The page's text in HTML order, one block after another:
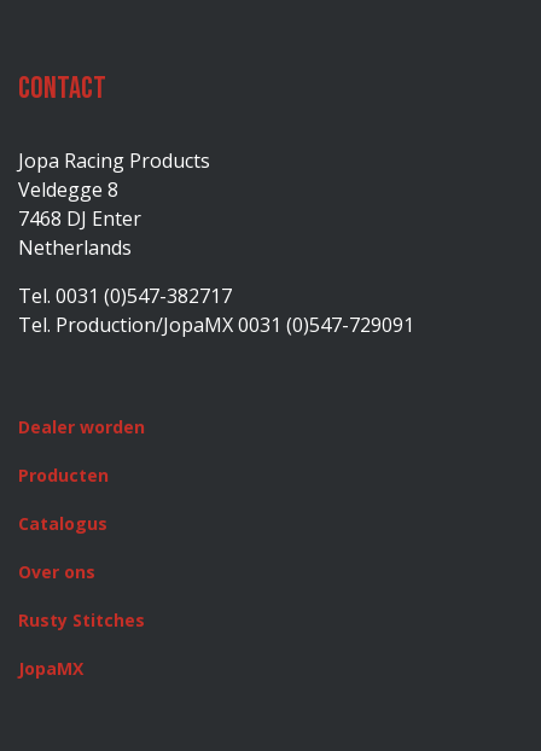
Contact
Jopa Racing Products
Veldegge 8
7468 DJ Enter
Netherlands
Tel. 0031 (0)547-382717
Tel. Production/JopaMX 0031 (0)547-729091
Dealer worden
Producten
Catalogus
Over ons
Rusty Stitches
JopaMX